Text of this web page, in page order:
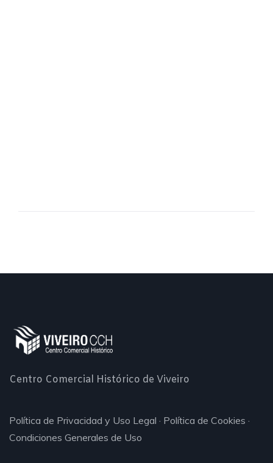
Centro Comercial Histórico de Viveiro
Política de Privacidad y Uso Legal · Política de Cookies ·
Condiciones Generales de Uso